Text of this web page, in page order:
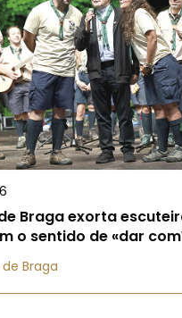
Braga exorta
o sentido de «dar
Braga